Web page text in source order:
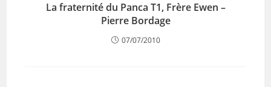
La fraternité du Panca T1, Frère Ewen –
Pierre Bordage
07/07/2010